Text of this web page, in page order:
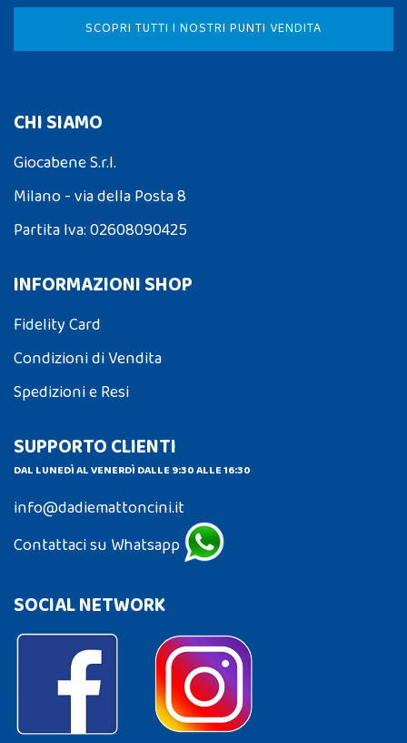
SCOPRI TUTTI I NOSTRI PUNTI VENDITA
CHI SIAMO
Giocabene S.r.l.
Milano - via della Posta 8
Partita Iva: 02608090425
INFORMAZIONI SHOP
Fidelity Card
Condizioni di Vendita
Spedizioni e Resi
SUPPORTO CLIENTI
DAL LUNEDÌ AL VENERDÌ DALLE 9:30 ALLE 16:30
info@dadiemattoncini.it
Contattaci su Whatsapp
SOCIAL NETWORK